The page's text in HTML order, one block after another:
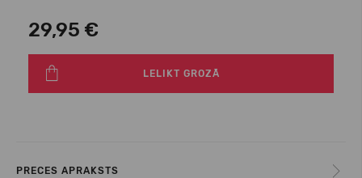
29,95 €
LELIKT GROZĀ
PRECES APRAKSTS